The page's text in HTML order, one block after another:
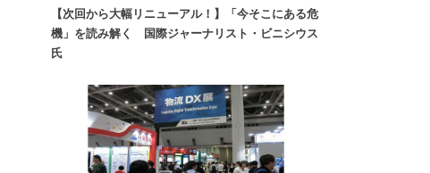
【次回から大幅リニューアル！】「今そこにある危
機」を読み解く 国際ジャーナリスト・ビニシウス
氏